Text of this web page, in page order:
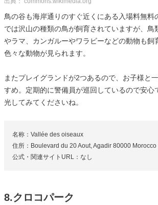
鳥の谷も海岸通りのすぐ近くにある入場料無料
では沢山の種類の鳥が飼育されていますが、鳥
やラマ、カンガルーやワラビーなどの動物も飼
色々な動物が見られます。
またプレイグランドが2つあるので、お子様と
すめ。定期的に警備員が巡回しているので安心
光してみてくださいね。
名称：Vallée des oiseaux
住所：Boulevard du 20 Aout, Agadir 80000 Morocco
公式・関連サイトURL：なし
8.クロコパーク